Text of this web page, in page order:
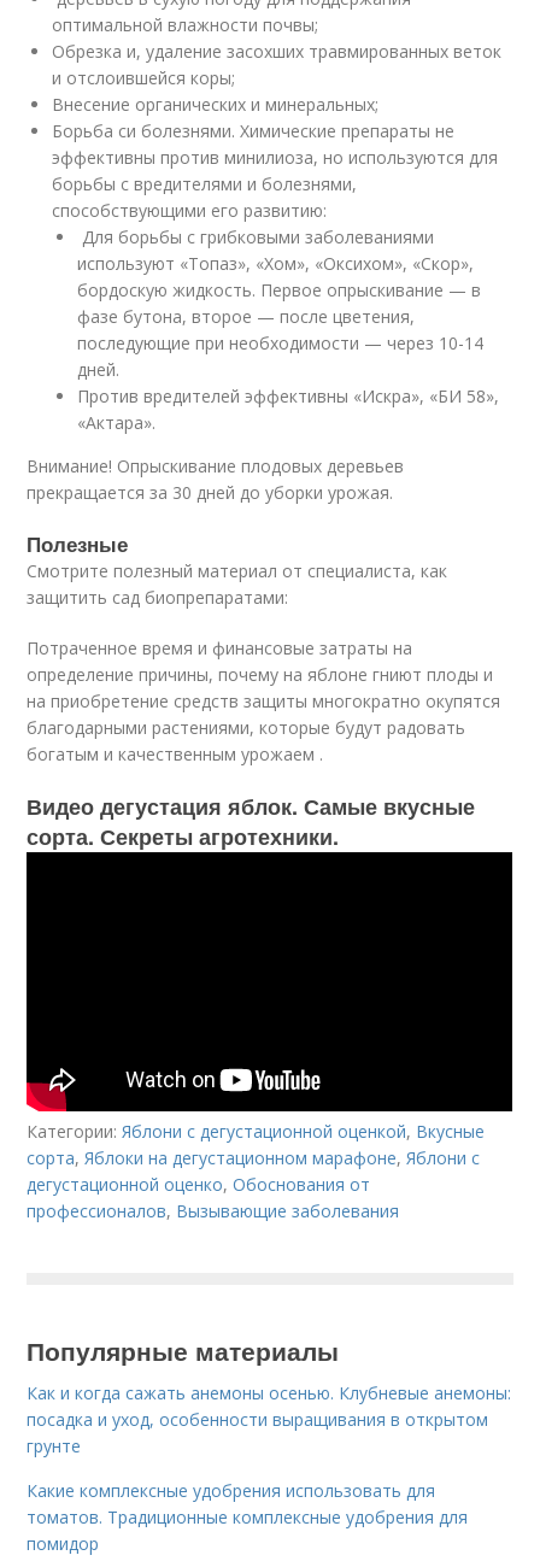
оптимальной влажности почвы;
Обрезка и, удаление засохших травмированных веток
и отслоившейся коры;
Внесение органических и минеральных;
Борьба си болезнями. Химические препараты не
эффективны против минилиоза, но используются для
борьбы с вредителями и болезнями,
способствующими его развитию:
Для борьбы с грибковыми заболеваниями
используют «Топаз», «Хом», «Оксихом», «Скор»,
бордоскую жидкость. Первое опрыскивание — в
фазе бутона, второе — после цветения,
последующие при необходимости — через 10-14
дней.
Против вредителей эффективны «Искра», «БИ 58»,
«Актара».
Внимание! Опрыскивание плодовых деревьев
прекращается за 30 дней до уборки урожая.
Полезные
Смотрите полезный материал от специалиста, как
защитить сад биопрепаратами:
Потраченное время и финансовые затраты на
определение причины, почему на яблоне гниют плоды и
на приобретение средств защиты многократно окупятся
благодарными растениями, которые будут радовать
богатым и качественным урожаем .
Видео дегустация яблок. Самые вкусные
сорта. Секреты агротехники.
Категории:Яблони с дегустационной оценкой, Вкусные
сорта,Яблоки на дегустационном марафоне,Яблони с
дегустационной оценко,Обоснования от
профессионалов, Вызывающие заболевания
Популярные материалы
Как и когда сажать анемоны осенью. Клубневые анемоны:
посадка и уход, особенности выращивания в открытом
грунте
Какие комплексные удобрения использовать для
томатов. Традиционные комплексные удобрения для
помидор